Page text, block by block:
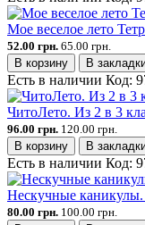
Мое веселое лето
52.00 грн. 65.00 грн.
В корзину
В
Есть в наличии Код:
ЧитоЛето. Из 2 в 3
96.00 грн. 120.00 грн.
В корзину
В
Есть в наличии Код:
Нескучные
80.00 грн. 100.00 грн.